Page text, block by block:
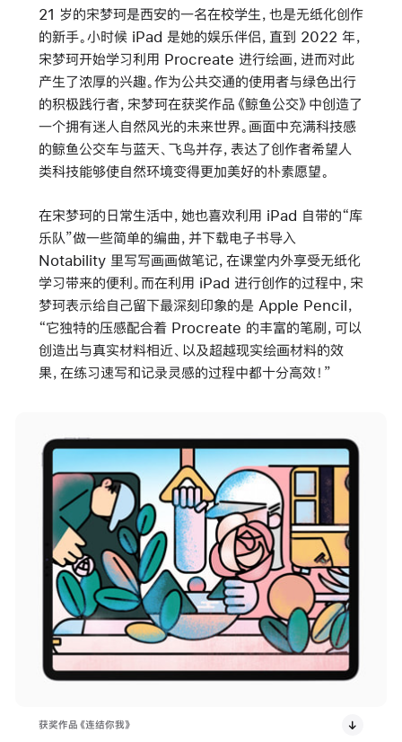
21 岁的宋梦珂是西安的一名在校学生，也是无纸化创作
的新手。小时候 iPad 是她的娱乐伴侣，直到 2022 年，
宋梦珂开始学习利用 Procreate 进行绘画，进而对此
产生了浓厚的兴趣。作为公共交通的使用者与绿色出行
的积极践行者，宋梦珂在获奖作品《鲸鱼公交》中创造了
一个拥有迷人自然风光的未来世界。画面中充满科技感
的鲸鱼公交车与蓝天、飞鸟并存，表达了创作者希望人
类科技能够使自然环境变得更加美好的朴素愿望。
在宋梦珂的日常生活中，她也喜欢利用 iPad 自带的“库
乐队”做一些简单的编曲，并下载电子书导入
Notability 里写写画画做笔记，在课堂内外享受无纸化
学习带来的便利。而在利用 iPad 进行创作的过程中，宋
梦珂表示给自己留下最深刻印象的是 Apple Pencil，
“它独特的压感配合着 Procreate 的丰富的笔刷，可以
创造出与真实材料相近、以及超越现实绘画材料的效
果，在练习速写和记录灵感的过程中都十分高效！”
获奖作品《连结你我》